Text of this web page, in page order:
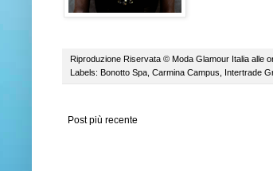
Riproduzione Riservata © Moda Glamour Italia alle
Labels: Bonotto Spa Carmina Campus Intertrade
Post più recente